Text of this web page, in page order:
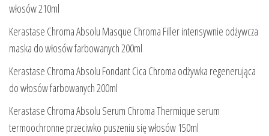
włosów 210ml
Kerastase Chroma Absolu Masque Chroma Filler intensywnie odżywcza
maska do włosów farbowanych 200ml
Kerastase Chroma Absolu Fondant Cica Chroma odżywka regenerująca
do włosów farbowanych 200ml
Kerastase Chroma Absolu Serum Chroma Thermique serum
termoochronne przeciwko puszeniu się włosów 150ml